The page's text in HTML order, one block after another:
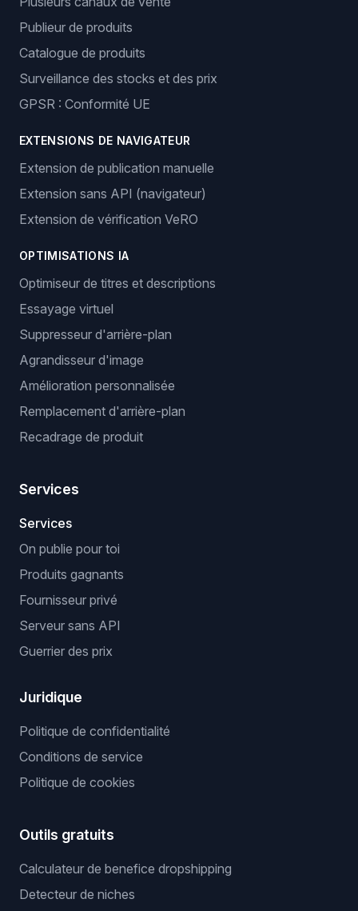
Publieur de produits
Catalogue de produits
Surveillance des stocks et des prix
GPSR : Conformité UE
EXTENSIONS DE NAVIGATEUR
Extension de publication manuelle
Extension sans API (navigateur)
Extension de vérification VeRO
OPTIMISATIONS IA
Optimiseur de titres et descriptions
Essayage virtuel
Suppresseur d'arrière-plan
Agrandisseur d'image
Amélioration personnalisée
Remplacement d'arrière-plan
Recadrage de produit
Services
Services
On publie pour toi
Produits gagnants
Fournisseur privé
Serveur sans API
Guerrier des prix
Juridique
Politique de confidentialité
Conditions de service
Politique de cookies
Outils gratuits
Calculateur de benefice dropshipping
Detecteur de niches